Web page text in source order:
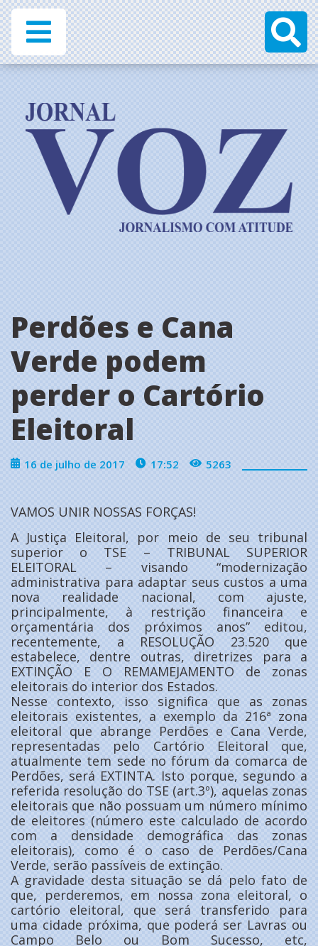
Perdões e Cana
Verde podem
perder o Cartório
Eleitoral
16 de julho de 2017 17:52 5263
VAMOS UNIR NOSSAS FORÇAS!
A Justiça Eleitoral, por meio de seu tribunal
superior o TSE – TRIBUNAL SUPERIOR
ELEITORAL – visando “modernização
administrativa para adaptar seus custos a uma
nova realidade nacional, com ajuste,
principalmente, à restrição financeira e
orçamentária dos próximos anos” editou,
recentemente, a RESOLUÇÃO 23.520 que
estabelece, dentre outras, diretrizes para a
EXTINÇÃO E O REMAMEJAMENTO de zonas
eleitorais do interior dos Estados.
Nesse contexto, isso significa que as zonas
eleitorais existentes, a exemplo da 216ª zona
eleitoral que abrange Perdões e Cana Verde,
representadas pelo Cartório Eleitoral que,
atualmente tem sede no fórum da comarca de
Perdões, será EXTINTA. Isto porque, segundo a
referida resolução do TSE (art.3º), aquelas zonas
eleitorais que não possuam um número mínimo
de eleitores (número este calculado de acordo
com a densidade demográfica das zonas
eleitorais), como é o caso de Perdões/Cana
Verde, serão passíveis de extinção.
A gravidade desta situação se dá pelo fato de
que, perderemos, em nossa zona eleitoral, o
cartório eleitoral, que será transferido para
uma cidade próxima, que poderá ser Lavras ou
Campo Belo ou Bom Sucesso, etc,